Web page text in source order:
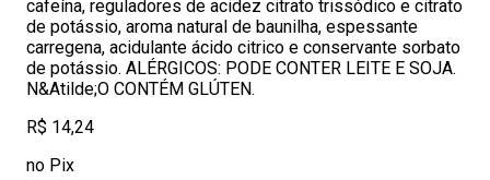
cafeína, reguladores de acidez citrato trissódico e citrato
de potássio, aroma natural de baunilha, espessante
carregena, acidulante ácido citrico e conservante sorbato
de potássio. ALÉRGICOS: PODE CONTER LEITE E SOJA.
N&Atilde;O CONTÉM GLÚTEN.
R$ 14,24
no Pix